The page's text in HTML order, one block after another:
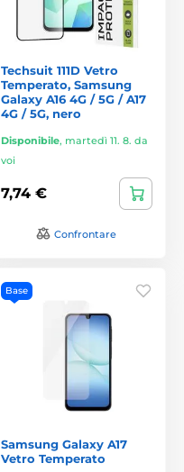
Techsuit 111D Vetro
Temperato, Samsung
Galaxy A16 4G / 5G / A17
4G / 5G, nero
Disponibile, martedì 11. 8. da
voi
7,74 €
Confrontare
Base
Samsung Galaxy A17
Vetro Temperato